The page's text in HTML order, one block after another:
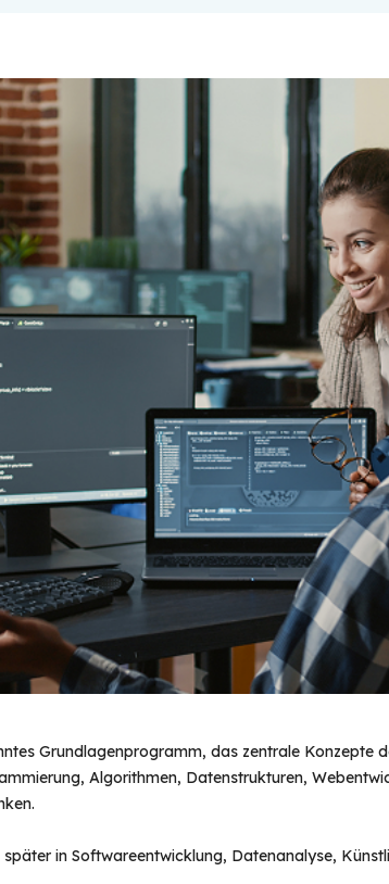
Grundlagenprogramm, das zentrale
Algorithmen, Datenstrukturen,
in Softwareentwicklung, Datenanalyse,